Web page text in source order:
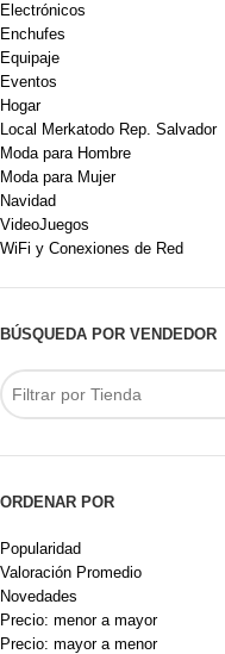
Electrónicos
Enchufes
Equipaje
Eventos
Hogar
Local Merkatodo Rep. Salvador
Moda para Hombre
Moda para Mujer
Navidad
VideoJuegos
WiFi y Conexiones de Red
BÚSQUEDA POR VENDEDOR
Filtrar por Tienda
ORDENAR POR
Popularidad
Valoración Promedio
Novedades
Precio: menor a mayor
Precio: mayor a menor